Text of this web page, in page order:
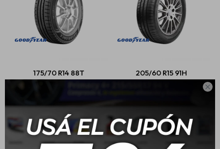

175/70 R14 88T
Goodyear Assurance
USD110,00
205/60 R15 91H
Goodyear Efficientgrip
Baterías
Repuestos
Servicios